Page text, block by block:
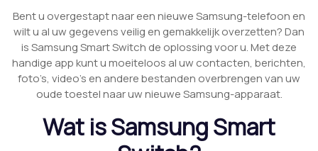
Bent u overgestapt naar een nieuwe Samsung-telefoon en
wilt u al uw gegevens veilig en gemakkelijk overzetten? Dan
is Samsung Smart Switch de oplossing voor u. Met deze
handige app kunt u moeiteloos al uw contacten, berichten,
foto’s, video’s en andere bestanden overbrengen van uw
oude toestel naar uw nieuwe Samsung-apparaat.
Wat is Samsung Smart